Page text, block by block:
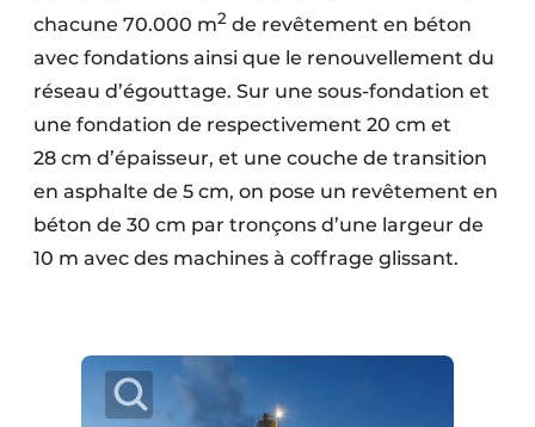
Façades
Géotextiles
Infrastructures souterraines et égouttage
Protection solaire
Software
chacune 70.000 m2 de revêtement en béton
avec fondations ainsi que le renouvellement du
réseau d’égouttage. Sur une sous-fondation et
une fondation de respectivement 20 cm et
28 cm d’épaisseur, et une couche de transition
en asphalte de 5 cm, on pose un revêtement en
béton de 30 cm par tronçons d’une largeur de
10 m avec des machines à coffrage glissant.